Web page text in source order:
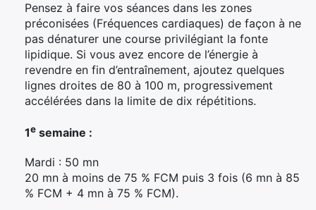
Pensez à faire vos séances dans les zones
préconisées (Fréquences cardiaques) de façon à ne
pas dénaturer une course privilégiant la fonte
lipidique. Si vous avez encore de l’énergie à
revendre en fin d’entraînement, ajoutez quelques
lignes droites de 80 à 100 m, progressivement
accélérées dans la limite de dix répétitions.
1e semaine :
Mardi : 50 mn
20 mn à moins de 75 % FCM puis 3 fois (6 mn à 85
% FCM + 4 mn à 75 % FCM).